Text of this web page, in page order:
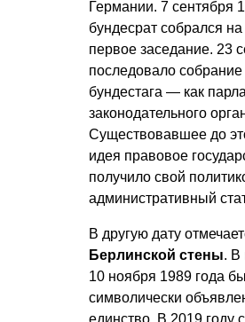
Германии. 7 сентября
бундесрат собрался
первое заседание. 23
последовало собрание
бундестага — как
законодательного
Существовавшее до
идея правовое
получило свой
административный
В другую дату
Берлинской стены. В
10 ноября 1989 года
символически
единство. В 2019 году